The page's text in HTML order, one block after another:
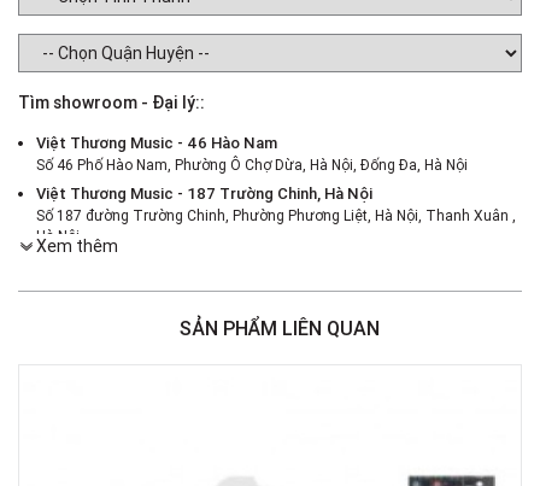
Tìm showroom - Đại lý::
Việt Thương Music - 46 Hào Nam
Số 46 Phố Hào Nam, Phường Ô Chợ Dừa, Hà Nội, Đống Đa, Hà Nội
Việt Thương Music - 187 Trường Chinh, Hà Nội
Số 187 đường Trường Chinh, Phường Phương Liệt, Hà Nội, Thanh Xuân ,
Hà Nội
386 Cách Mạng Tháng Tám, Phường Nhiêu Lộc, TPHCM, Quận 3, Hồ Chí
Việt Thương Music - 369 Điện Biên Phủ
Phường Tân Mỹ, TPHCM, Quận 7, Hồ Chí Minh
Xem thêm
SẢN PHẨM LIÊN QUAN